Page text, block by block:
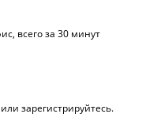
всего за 30 минут
или зарегистрируйтесь.